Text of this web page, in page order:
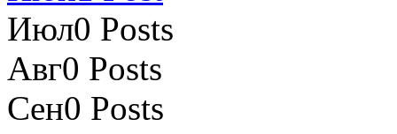
Июл0 Posts
Авг0 Posts
Сен0 Posts